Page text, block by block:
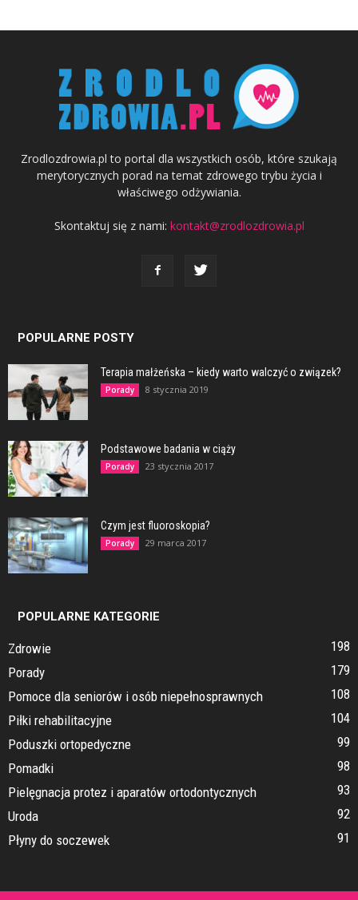
Zrodlozdrowia.pl to portal dla wszystkich osób, które szukają
merytorycznych porad na temat zdrowego trybu życia i
właściwego odżywiania.
Skontaktuj się z nami: kontakt@zrodlozdrowia.pl
POPULARNE POSTY
Terapia małżeńska – kiedy warto walczyć o związek?
Porady 8 stycznia 2019
Podstawowe badania w ciąży
Porady 23 stycznia 2017
Czym jest fluoroskopia?
Porady 29 marca 2017
POPULARNE KATEGORIE
Zdrowie
198
Porady
179
Pomoce dla seniorów i osób niepełnosprawnych
108
Piłki rehabilitacyjne
104
Poduszki ortopedyczne
99
Pomadki
98
Pielęgnacja protez i aparatów ortodontycznych
93
Uroda
92
Płyny do soczewek
91